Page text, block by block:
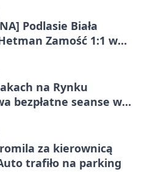
Podlasie Biała
Zamość 1:1 w
po bezbramkowej
na Rynku
bezpłatne seanse w
za kierownicą
trafiło na parking